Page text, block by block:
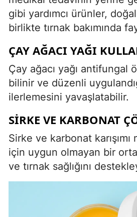
gibi yardımcı ürünler,
birlikte tırnak bakımında
ÇAY AĞACI YAĞI
Çay ağacı yağı antifungal
bilinir ve düzenli
ilerlemesini yavaşlatabilir.
SIRKE VE KARBONAT
Sirke ve karbonat karışımı
için uygun olmayan bir
ve tırnak sağlığını